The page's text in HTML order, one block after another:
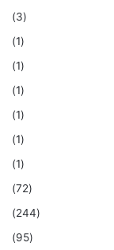
(3)
(1)
(1)
(1)
(1)
(1)
(1)
(72)
(244)
(95)